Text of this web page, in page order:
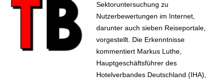
Sektoruntersuchung zu
Nutzerbewertungen im Internet,
darunter auch sieben Reiseportale,
vorgestellt. Die Erkenntnisse
kommentiert Markus Luthe,
Hauptgeschäftsführer des
Hotelverbandes Deutschland (IHA),